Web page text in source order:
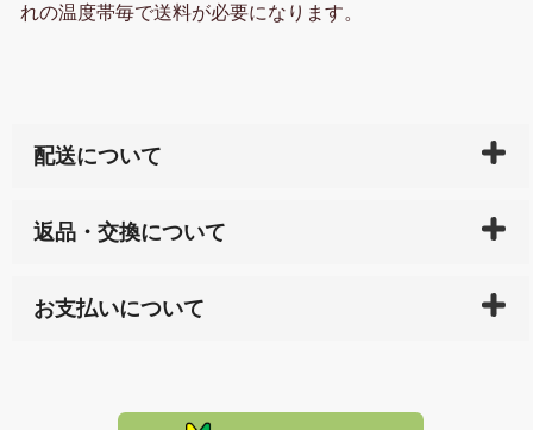
れの温度帯毎で送料が必要になります。
配送について
天ペイ」の方はご注文受付後）、 長崎県下全域に点在
サイト内で購入された商品の送料は、こちらの
全国送
返品・交換について
または配送途中の 事故などで不都合が生じている場合
品代金を返金いたします。）
お支払いについて
た場合、お客様からの ご入金を確認した後で、商品を